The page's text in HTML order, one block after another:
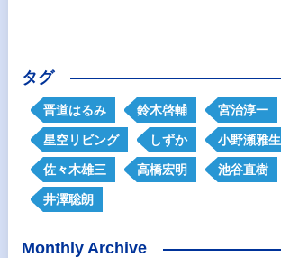
タグ
晋道はるみ 鈴木啓輔 宮治淳一
星空リビング しずか 小野瀬雅生
佐々木雄三 高橋宏明 池谷直樹
井澤聡朗
Monthly Archive